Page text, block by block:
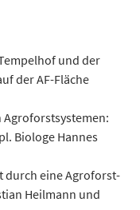
und der
der AF-Fläche
Agroforstsystemen:
Biologe Hannes
durch eine Agroforst-
Heilmann und